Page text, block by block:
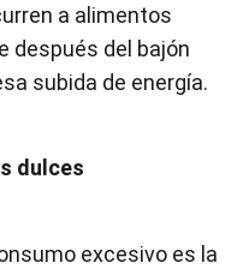
a alimentos
después del bajón
subida de energía.
dulces
excesivo es la